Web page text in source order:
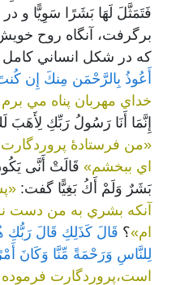
فَتَمَثَّلَ لَهَا بَشَرًا سَوِيًّا و
برگرفت، آنگاه روح
که در شکل انساني کامل
أَعُوذُ بِالرَّحْمَن مِنكَ إِن
خداي مهربان پناه مي
إِنَّمَا أَنَا رَسُولُ رَبِّكِ لِأَهَبَ
«من فرستادۀ پروردگارت
اي ببخشم» قَالَتْ أَنَّى
بَشَرٌ وَلَمْ أَكُ بَغِيًّا گفت:
آنکه بشري به من دست
ام»؟ قَالَ كَذَلِكِ قَالَ رَبُّكِ
لِلنَّاسِ وَرَحْمَةً مِّنَّا وَكَانَ
است،پروردگارت